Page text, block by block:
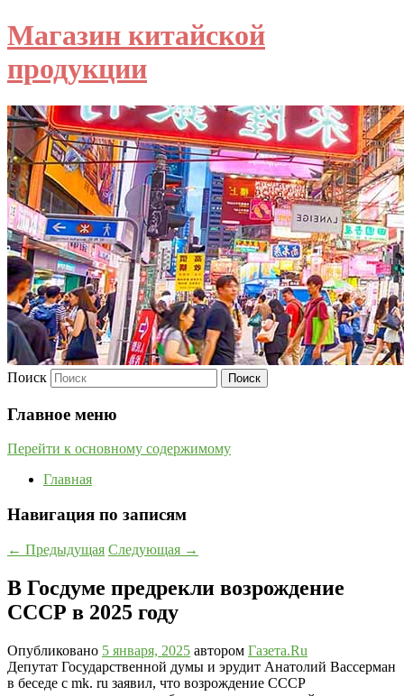
Магазин китайской
продукции
Поиск
Главное меню
Перейти к основному содержимому
Главная
Навигация по записям
← Предыдущая Следующая →
В Госдуме предрекли возрождение
СССР в 2025 году
Опубликовано 5 января, 2025 автором Газета.Ru
Депутат Государственной думы и эрудит Анатолий Вассерман
в беседе с mk. ru заявил, что возрождение СССР